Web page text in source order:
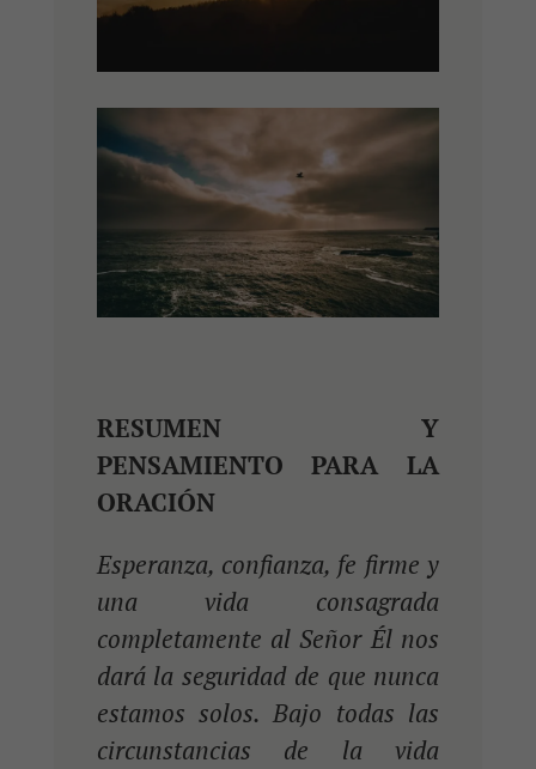
RESUMEN Y
PENSAMIENTO PARA LA
ORACIÓN
Esperanza, confianza, fe firme y
una vida consagrada
completamente al Señor Él nos
dará la seguridad de que nunca
estamos solos. Bajo todas las
circunstancias de la vida